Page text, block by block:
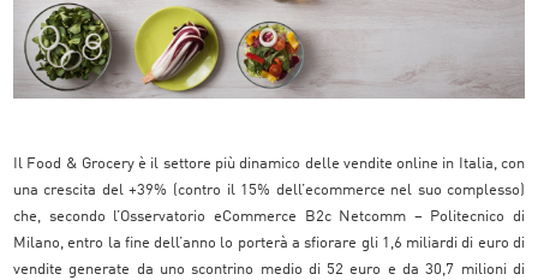
Il Food & Grocery è il settore più dinamico delle vendite online in Italia, con
una crescita del +39% (contro il 15% dell’ecommerce nel suo complesso)
che, secondo l’Osservatorio eCommerce B2c Netcomm – Politecnico di
Milano, entro la fine dell’anno lo porterà a sfiorare gli 1,6 miliardi di euro di
vendite generate da uno scontrino medio di 52 euro e da 30,7 milioni di